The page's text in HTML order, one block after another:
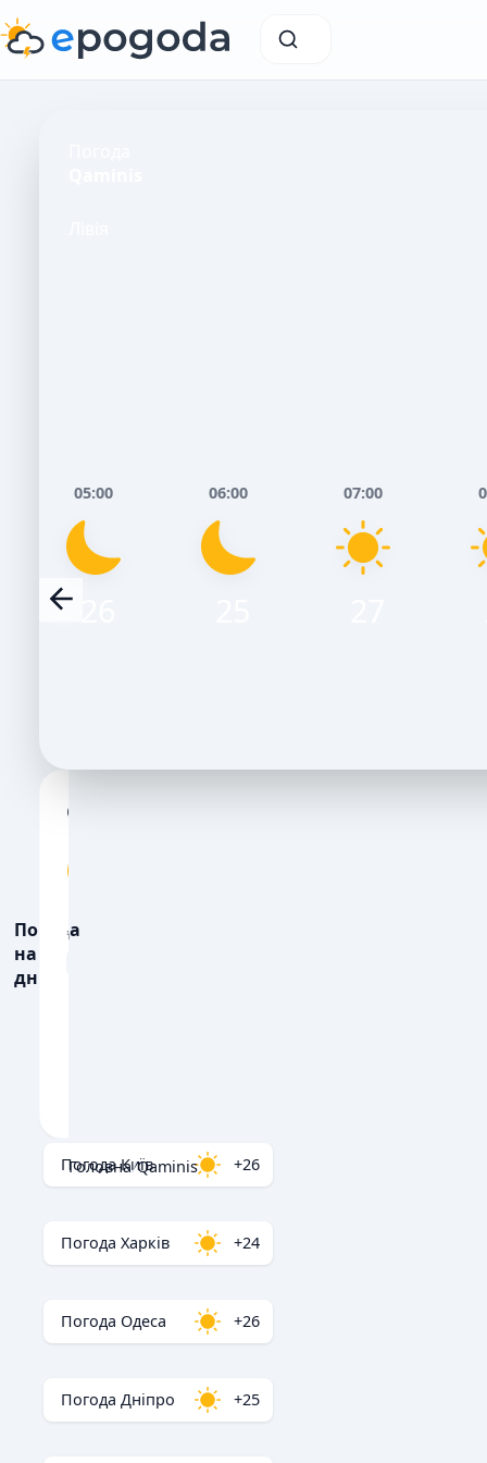
05:00 06:00 07:00
Погода
на 3
дні
Сьогодні, 7 Серпня
💨
Погода Київ +26
Погода Харків +24
Погода Одеса +26
Погода Дніпро +25
Головна/Qaminis